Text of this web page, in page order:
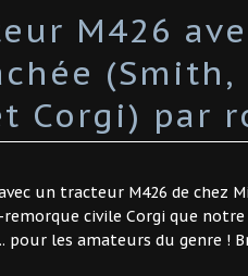
M426
(Smith,
Corgi) par
un tracteur M426 de chez
civile Corgi que
pour les amateurs du genre !